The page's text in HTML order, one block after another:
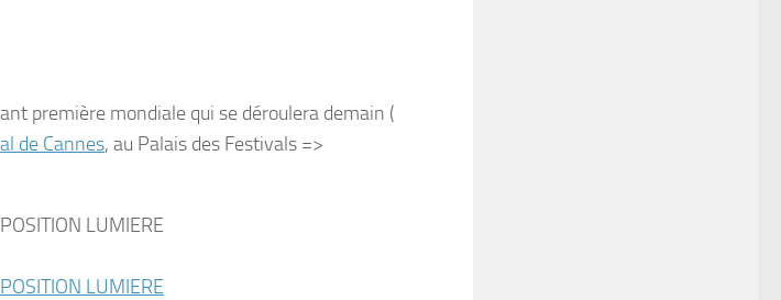
première mondiale qui se déroulera demain (
de Cannes, au Palais des Festivals =>
LUMIERE
LUMIERE